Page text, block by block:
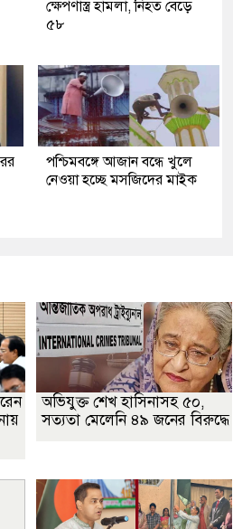
ক্ষেপণাস্ত্র হামলা, নিহত বেড়ে
৫৮
পশ্চিমবঙ্গে আজান বন্ধে খুলে
নেওয়া হচ্ছে মসজিদের মাইক
অভিযুক্ত শেখ হাসিনাসহ ৫০,
সত্যতা মেলেনি ৪৯ জনের বিরুদ্ধে